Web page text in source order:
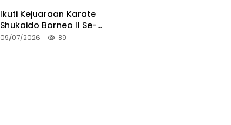
Ikuti Kejuaraan Karate
Shukaido Borneo II Se-
Kalimantan, Bupati HSS Lepas
09/07/2026 89